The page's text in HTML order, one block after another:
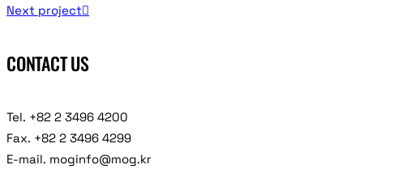
Next project
CONTACT US
Tel. +82 2 3496 4200
Fax. +82 2 3496 4299
E-mail. moginfo@mog.kr